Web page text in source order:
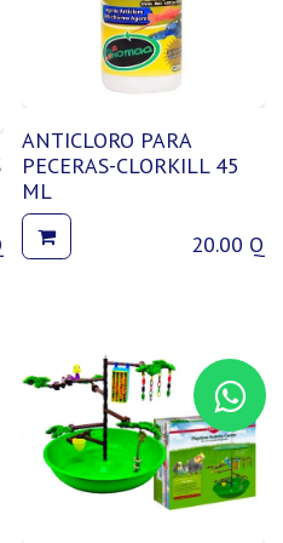
ANTICLORO PARA
PECERAS-CLORKILL 45
ML
20.00 Q